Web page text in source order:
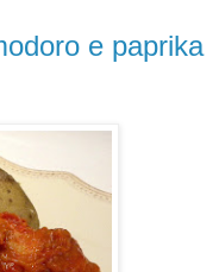
e paprika